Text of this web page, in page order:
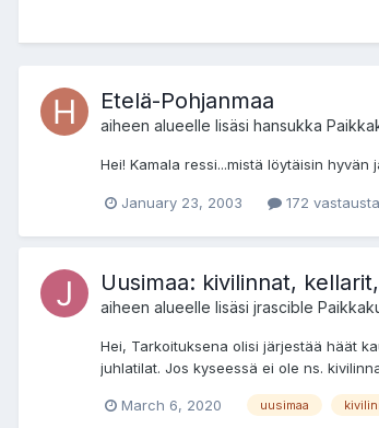
Etelä-Pohjanmaa
aiheen alueelle lisäsi hansukka
Hei! Kamala ressi...mistä löytäisin
January 23, 2003 172 vastausta
Uusimaa: kivilinnat,
aiheen alueelle lisäsi jrascible
Hei, Tarkoituksena olisi järjestää häät
juhlatilat. Jos kyseessä ei ole ns.
March 6, 2020 uusimaa